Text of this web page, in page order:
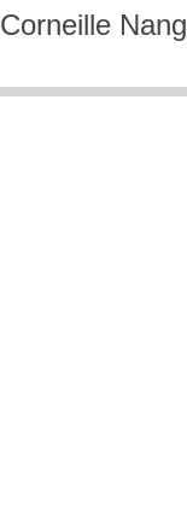
Corneille